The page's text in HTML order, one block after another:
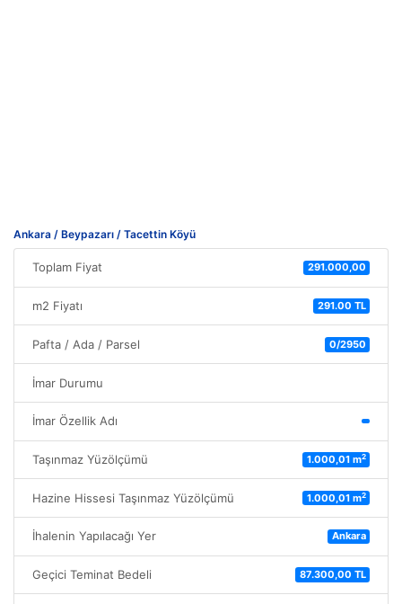
Ankara / Beypazarı / Tacettin Köyü
Toplam Fiyat 291.000,00
m2 Fiyatı 291.00 TL
Pafta / Ada / Parsel 0/2950
İmar Durumu
İmar Özellik Adı
Taşınmaz Yüzölçümü 1.000,01 m2
Hazine Hissesi Taşınmaz Yüzölçümü 1.000,01 m2
İhalenin Yapılacağı Yer Ankara
Geçici Teminat Bedeli 87.300,00 TL